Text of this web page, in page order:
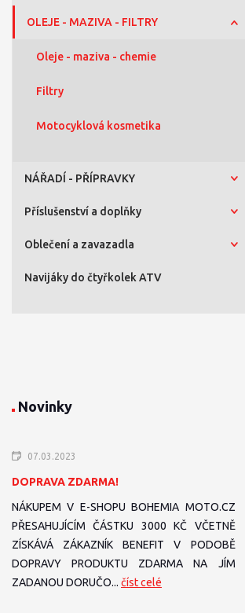
OLEJE - MAZIVA - FILTRY
Oleje - maziva - chemie
Filtry
Motocyklová kosmetika
NÁŘADÍ - PŘÍPRAVKY
Příslušenství a doplňky
Oblečení a zavazadla
Navijáky do čtyřkolek ATV
Novinky
07.03.2023
DOPRAVA ZDARMA!
NÁKUPEM V E-SHOPU BOHEMIA MOTO.CZ
PŘESAHUJÍCÍM ČÁSTKU 3000 KČ VČETNĚ
ZÍSKÁVÁ ZÁKAZNÍK BENEFIT V PODOBĚ
DOPRAVY PRODUKTU ZDARMA NA JÍM
ZADANOU DORUČO... číst celé